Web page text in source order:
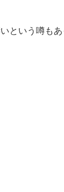
という噂も